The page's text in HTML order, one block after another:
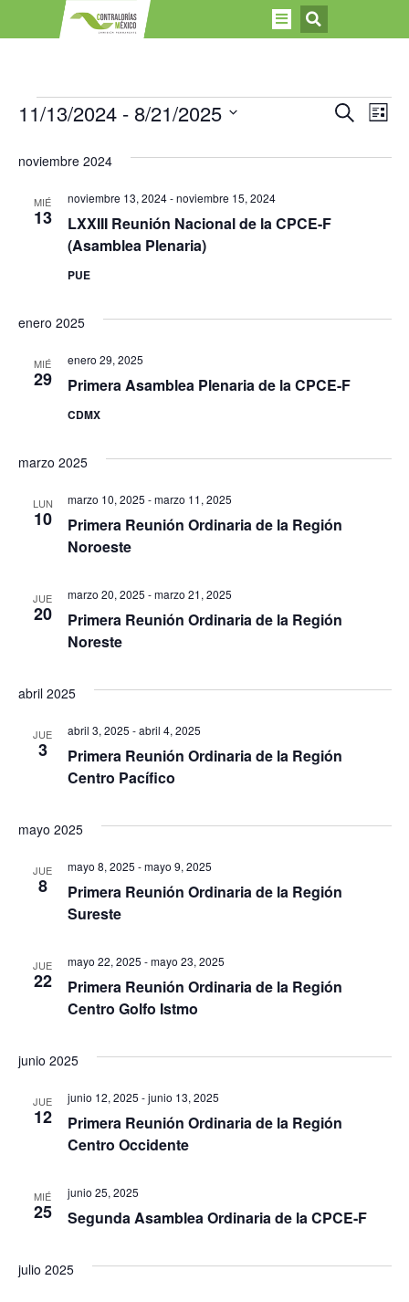
de
y
BuscarLista
11/13/2024 - 8/21/2025
fecha.
noviembre 2024
MIÉ
13
LXXIII Reunión Nacional de la CPCE-F
(Asamblea Plenaria)
noviembre 13, 2024-noviembre 15, 2024
PUE
enero 2025
MIÉ
29 Primera Asamblea Plenaria de la CPCE-F
enero 29, 2025
CDMX
marzo 2025
LUN
10
Primera Reunión Ordinaria de la Región
Noroeste
marzo 10, 2025 -marzo 11, 2025
JUE
20
Primera Reunión Ordinaria de la Región
Noreste
marzo 20, 2025 -marzo 21, 2025
abril 2025
JUE
3
Primera Reunión Ordinaria de la Región
Centro Pacífico
abril 3, 2025 -abril 4, 2025
mayo 2025
JUE
8
Primera Reunión Ordinaria de la Región
Sureste
mayo 8, 2025 -mayo 9, 2025
JUE
22
Primera Reunión Ordinaria de la Región
Centro Golfo Istmo
mayo 22, 2025 -mayo 23, 2025
junio 2025
JUE
12
Primera Reunión Ordinaria de la Región
Centro Occidente
junio 12, 2025 -junio 13, 2025
MIÉ
25 Segunda Asamblea Ordinaria de la CPCE-F
junio 25, 2025
julio 2025